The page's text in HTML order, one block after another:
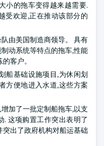
小的拖车变得越来越需要.
受欢迎,正在推动该部分的
由美国制造商领导。 具有
动系统等特点的拖车,性能
客户。
船基础设施项目,为休闲划
方便地进入水道,这些方案
加了一批定制船拖车,以支
. 这项购置工作突出表明了
出了政府机构对船运基础